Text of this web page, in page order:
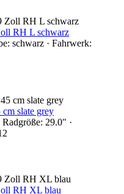
RH L schwarz
schwarz · Fahrwerk:
slate grey
29.0" ·
RH XL blau